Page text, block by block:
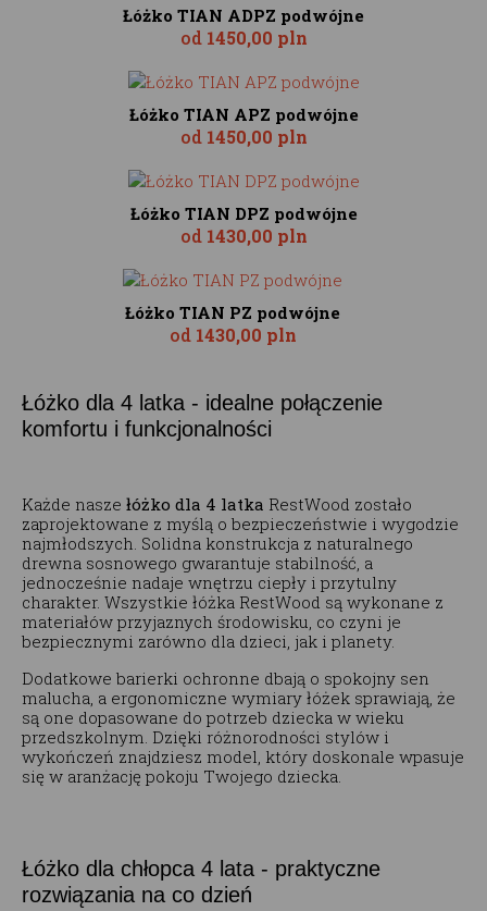
Łóżko TIAN ADPZ podwójne
od 1450,00 pln
Łóżko TIAN APZ podwójne
od 1450,00 pln
Łóżko TIAN DPZ podwójne
od 1430,00 pln
Łóżko TIAN PZ podwójne
od 1430,00 pln
Łóżko dla 4 latka - idealne połączenie
komfortu i funkcjonalności
Każde nasze łóżko dla 4 latka RestWood zostało
zaprojektowane z myślą o bezpieczeństwie i wygodzie
najmłodszych. Solidna konstrukcja z naturalnego
drewna sosnowego gwarantuje stabilność, a
jednocześnie nadaje wnętrzu ciepły i przytulny
charakter. Wszystkie łóżka RestWood są wykonane z
materiałów przyjaznych środowisku, co czyni je
bezpiecznymi zarówno dla dzieci, jak i planety.
Dodatkowe barierki ochronne dbają o spokojny sen
malucha, a ergonomiczne wymiary łóżek sprawiają, że
są one dopasowane do potrzeb dziecka w wieku
przedszkolnym. Dzięki różnorodności stylów i
wykończeń znajdziesz model, który doskonale wpasuje
się w aranżację pokoju Twojego dziecka.
Łóżko dla chłopca 4 lata - praktyczne
rozwiązania na co dzień